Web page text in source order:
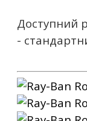
Доступний
-